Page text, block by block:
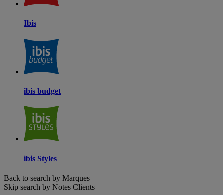
Ibis
ibis budget
ibis Styles
Back to search by Marques
Skip search by Notes Clients